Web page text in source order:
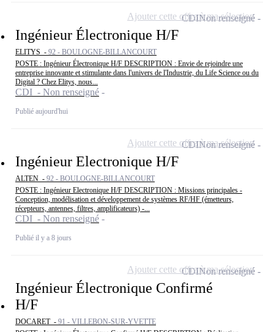
Ingénieur Électronique H/F
ELITYS - 92 - BOULOGNE-BILLANCOURT
POSTE : Ingénieur Électronique H/F DESCRIPTION : Envie de rejoindre une
entreprise innovante et stimulante dans l'univers de l'Industrie, du Life Science ou du
Digital ? Chez Elitys, nous...
CDI - Non renseigné
Publié aujourd'hui
CDINon renseigné
Ajouter cette offre à ma sélection
Ingénieur Electronique H/F
ALTEN - 92 - BOULOGNE-BILLANCOURT
POSTE : Ingénieur Electronique H/F DESCRIPTION : Missions principales -
Conception, modélisation et développement de systèmes RF/HF (émetteurs,
récepteurs, antennes, filtres, amplificateurs) -...
CDI - Non renseigné
Publié il y a 8 jours
CDINon renseigné
Ajouter cette offre à ma sélection
Ingénieur Électronique Confirmé
H/F
DOCARET - 91 - VILLEBON-SUR-YVETTE
CDINon renseigné
Ajouter cette offre à ma sélection